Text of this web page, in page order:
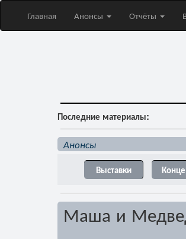
Главная Анонсы Отчёты
Последние материалы:
Анонсы
Выставки
Маша и